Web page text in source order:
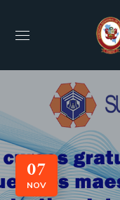
07
NOV